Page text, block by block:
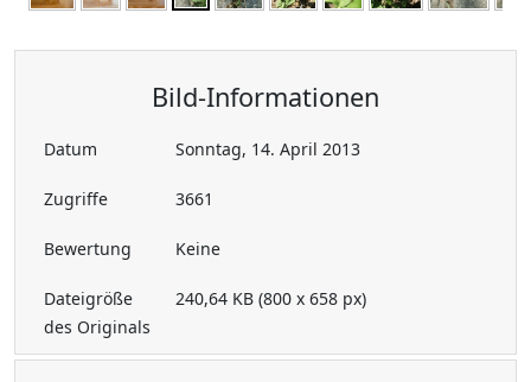
Bild-Informationen
Datum Sonntag, 14. April 2013
Zugriffe 3661
Bewertung Keine
Dateigröße
des Originals
240,64 KB (800 x 658 px)